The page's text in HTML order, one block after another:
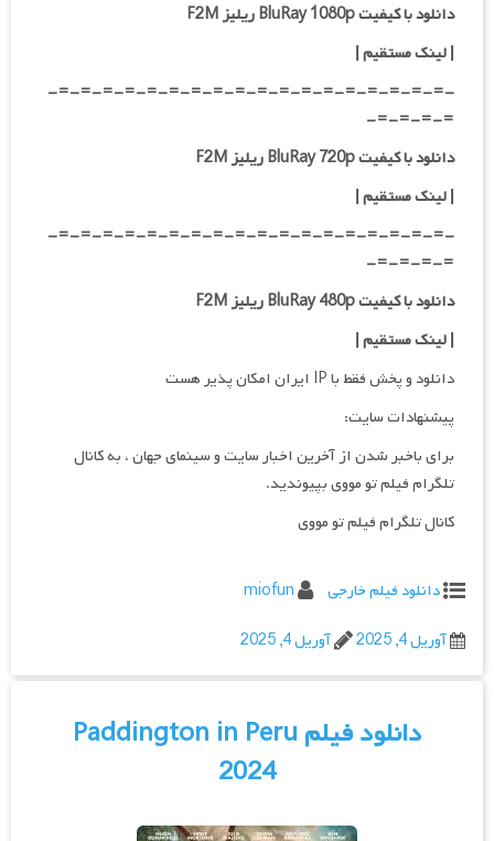
دانلود با کیفیت BluRay 1080p ریلیز F2M
|لینک مستقیم|
-=-=-=-=-=-=-=-=-=-=-=-=-=-=-=-=-=-=-
=-=-=-=-
دانلود با کیفیت BluRay 720p ریلیز F2M
| لینک مستقیم|
-=-=-=-=-=-=-=-=-=-=-=-=-=-=-=-=-=-=-
=-=-=-=-
دانلود با کیفیت BluRay 480p ریلیز F2M
| لینک مستقیم|
دانلود و پخش فقط با IP ایران امکان پذیر هست
پیشنهادات سایت:
برای باخبر شدن از آخرین اخبار سایت و سینمای جهان ، به کانال
تلگرام فیلم تو مووی بپیوندید.
کانال تلگرام فیلم تو مووی
دانلود فیلم خارجی
miofun
آوریل 4, 2025
آوریل 4, 2025
دانلود فیلم Paddington in Peru
2024